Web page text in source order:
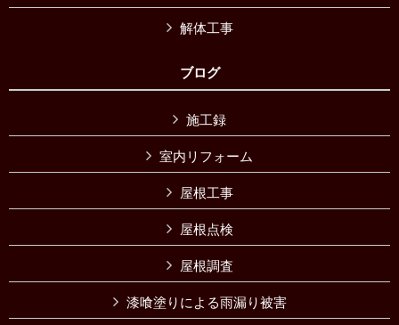
解体工事
ブログ
施工録
室内リフォーム
屋根工事
屋根点検
屋根調査
漆喰塗りによる雨漏り被害